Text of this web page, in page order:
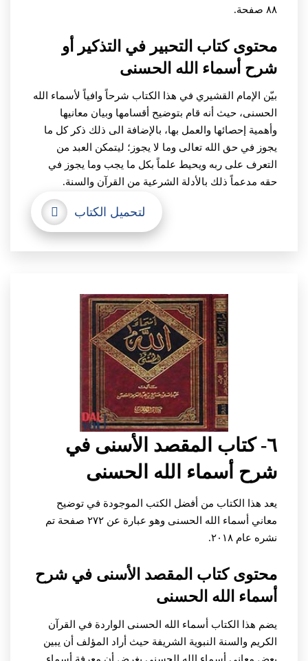
٨٨ صفحة.
محتوى كتاب التحبير في التذكير أو
شرح أسماء الله الحسنى
بيّن الإمام القشيري في هذا الكتاب شرحاً وافياً لأسماء الله
الحسنى، حيث أنه قام بتوضيح أقسامها وبيان معانيها
وأهمية إحصائها والعمل بها، بالإضافة الى ذلك ذكر كل ما
يجوز في حق الله تعالى وما لا يجوز؛ ليتمكن العبد من
التعرف على ربه ويحيط علماً بكل ما يجب وما يجوز في
حقه مدعماً ذلك بالأدلة الشرعية من القرآن والسنة.
لتحميل الكتاب
٦- كتاب المقصد الأسنى في
شرح أسماء الله الحسنى
يعد هذا الكتاب من أفضل الكتب الموجودة في توضيح
معاني أسماء الله الحسنى وهو عبارة عن ٢٧٢ صفحة تم
نشره عام ٢٠١٨.
محتوى كتاب المقصد الأسنى في شرح
أسماء الله الحسنى
يضم هذا الكتاب أسماء الله الحسنى الواردة في القرآن
الكريم والسنة النبوية الشريفة حيث أراد المؤلف أن يبين